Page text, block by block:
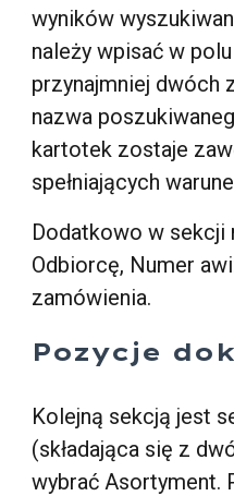
wyników
należy wpisać w
przynajmniej dwóch
nazwa
kartotek zostaje
spełniających
Dodatkowo w sekcji
Odbiorcę, Numer
zamówienia.
Pozycje
Kolejną sekcją jest
(składająca się z
wybrać Asortyment.